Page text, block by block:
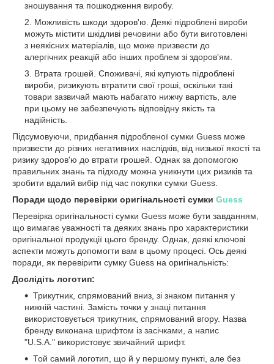
зношування та пошкодження виробу.
Можливість шкоди здоров'ю. Деякі підроблені вироби
можуть містити шкідливі речовини або бути виготовлені
з неякісних матеріалів, що може призвести до
алергічних реакцій або інших проблем зі здоров'ям.
Втрата грошей. Споживачі, які купують підроблені
вироби, ризикують втратити свої гроші, оскільки такі
товари зазвичай мають набагато нижчу вартість, але
при цьому не забезпечують відповідну якість та
надійність.
Підсумовуючи, придбання підробленої сумки Guess може
призвести до різних негативних наслідків, від низької якості та
ризику здоров'ю до втрати грошей. Однак за допомогою
правильних знань та підходу можна уникнути цих ризиків та
зробити вдалий вибір під час покупки сумки Guess.
Поради щодо перевірки оригінальності сумки Guess
Перевірка оригінальності сумки Guess може бути завданням,
що вимагає уважності та деяких знань про характеристики
оригінальної продукції цього бренду. Однак, деякі ключові
аспекти можуть допомогти вам в цьому процесі. Ось деякі
поради, як перевірити сумку Guess на оригінальність:
Дослідіть логотип:
Трикутник, спрямований вниз, зі знаком питання у
нижній частині. Замість точки у знаці питання
використовується трикутник, спрямований вгору. Назва
бренду виконана шрифтом із засічками, а напис
"U.S.A." використовує звичайний шрифт.
Той самий логотип, що й у першому пункті, але без